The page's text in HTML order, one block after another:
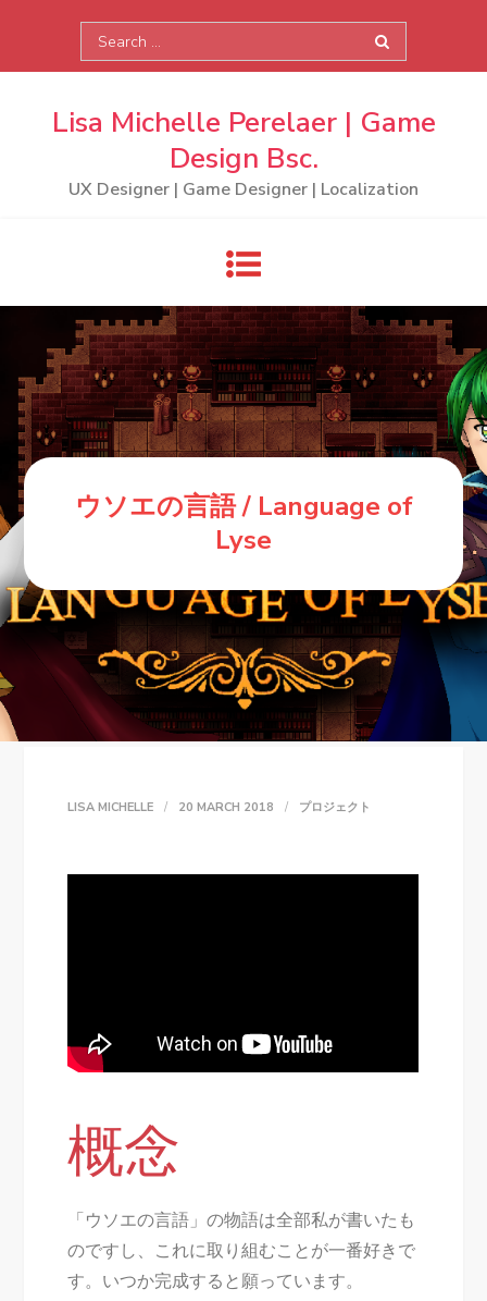
content
Search
for:
Lisa Michelle Perelaer | Game
Design Bsc.
UX Designer | Game Designer | Localization
ウソエの言語 / Language of
Lyse
LISA MICHELLE 20 MARCH 2018 プロジェクト
概念
「ウソエの言語」の物語は全部私が書いたも
のですし、これに取り組むことが一番好きで
す。いつか完成すると願っています。